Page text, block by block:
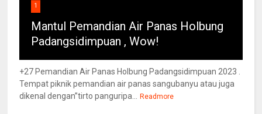
1
Mantul Pemandian Air Panas Holbung
Padangsidimpuan , Wow!
+27 Pemandian Air Panas Holbung Padangsidimpuan 2023 .
Tempat piknik pemandian air panas sangubanyu atau juga
dikenal dengan”tirto panguripa...
Readmore